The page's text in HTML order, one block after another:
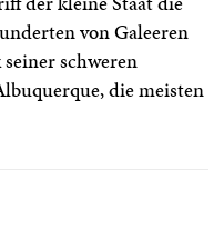
von Galeeren
schweren
die meisten